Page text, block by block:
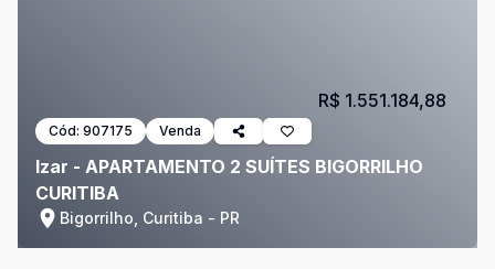
Cód: 907175 Venda
Izar - APARTAMENTO 2 SUÍTES BIGORRILHO
CURITIBA
Bigorrilho, Curitiba - PR
R$ 1.551.184,88